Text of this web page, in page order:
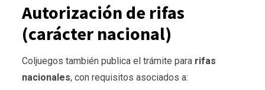
Autorización de rifas
(carácter nacional)
Coljuegos también publica el trámite para rifas
nacionales, con requisitos asociados a: